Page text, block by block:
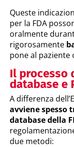
Queste
per la FDA
oralmente
rigorosamente
pone al paziente
Il processo
database e
A differenza
avviene spesso
database della
due metodi: